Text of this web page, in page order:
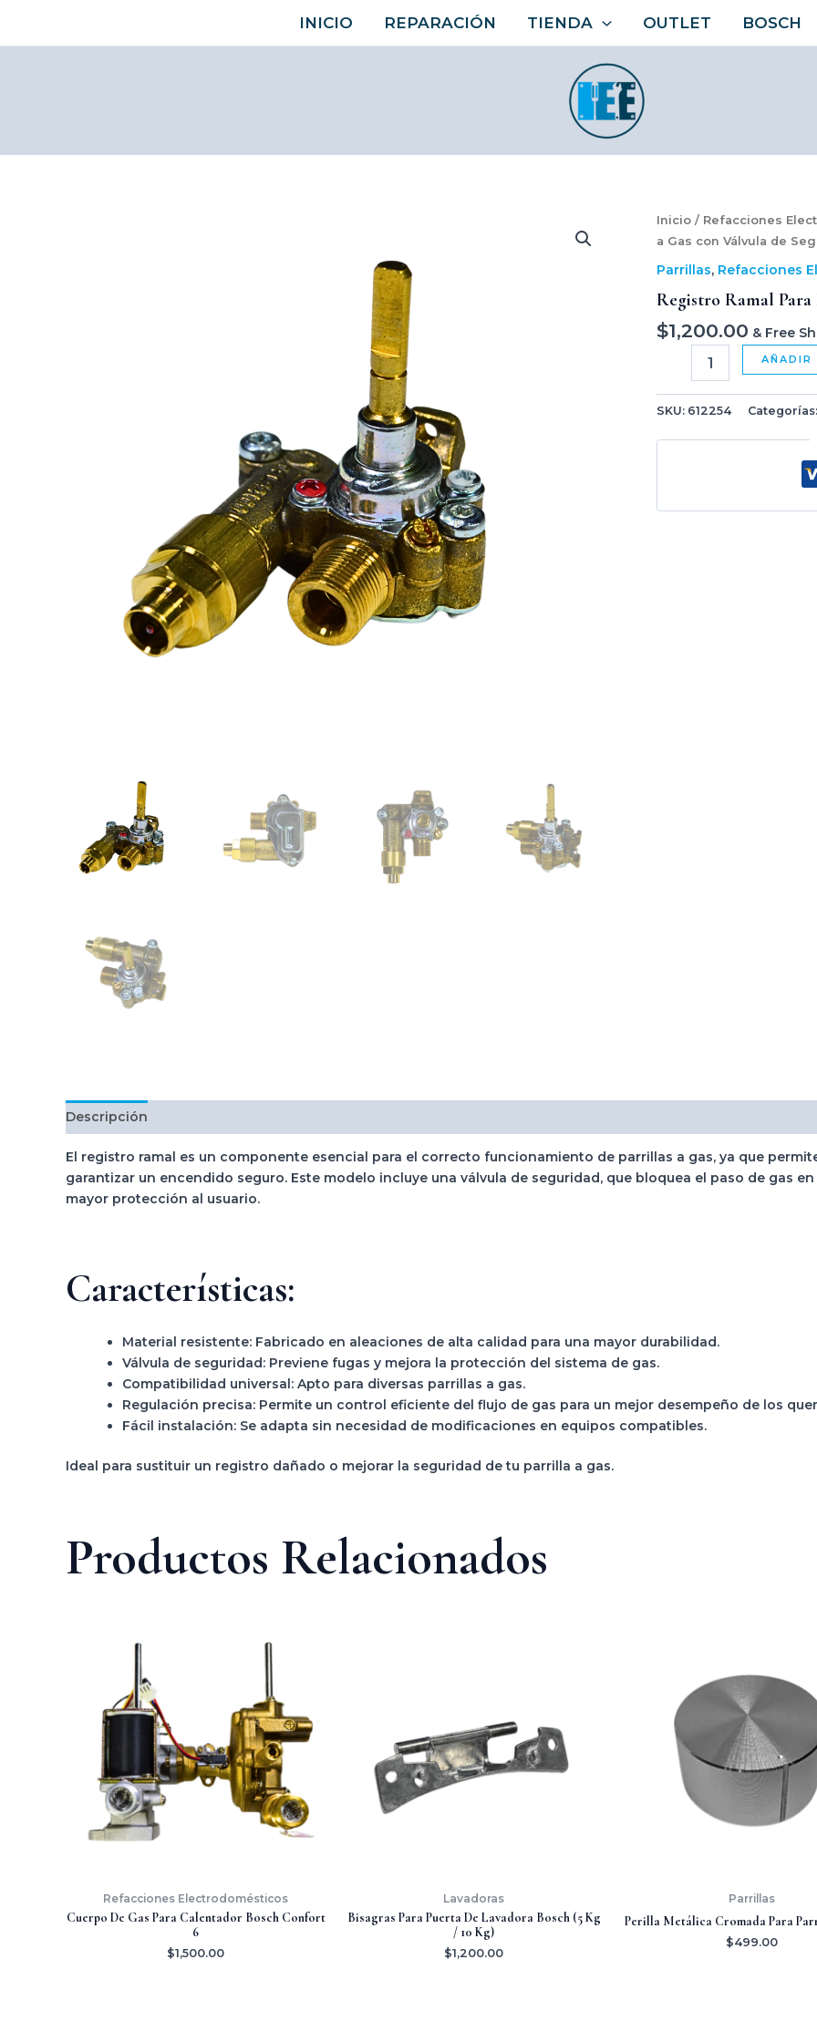
contenido
INICIO REPARACIÓN TIENDA OUTLET BOSCH
Inicio / Refacciones
a Gas con Válvula de
Parrillas, Refacciones
Registro Ramal
$1,200.00 & Free
Registro
Ramal
Parrilla
a
Gas
con
Válvula
Seguridad
cantidad
AÑADIR
SKU: 612254 Categorías:
Descripción
El registro ramal es un componente esencial para el correcto funcionamiento de parrillas a gas, ya que
garantizar un encendido seguro. Este modelo incluye una válvula de seguridad, que bloquea el paso de gas
mayor protección al usuario.
Características:
Material resistente: Fabricado en aleaciones de alta calidad para una mayor durabilidad.
Válvula de seguridad: Previene fugas y mejora la protección del sistema de gas.
Compatibilidad universal: Apto para diversas parrillas a gas.
Regulación precisa: Permite un control eficiente del flujo de gas para un mejor desempeño de los
Fácil instalación: Se adapta sin necesidad de modificaciones en equipos compatibles.
Ideal para sustituir un registro dañado o mejorar la seguridad de tu parrilla a gas.
Productos Relacionados
Refacciones Electrodomésticos
Cuerpo De Gas Para Calentador Bosch Confort
6
$1,500.00
Lavadoras
Bisagras Para Puerta De Lavadora Bosch (5 Kg
/ 10 Kg)
$1,200.00
Parrillas
Perilla Metálica Cromada Para
$499.00